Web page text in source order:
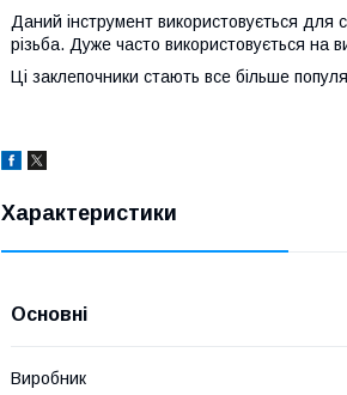
Даний інструмент використовується для
різьба. Дуже часто використовується на
Ці заклепочники стають все більше
Характеристики
Основні
Виробник